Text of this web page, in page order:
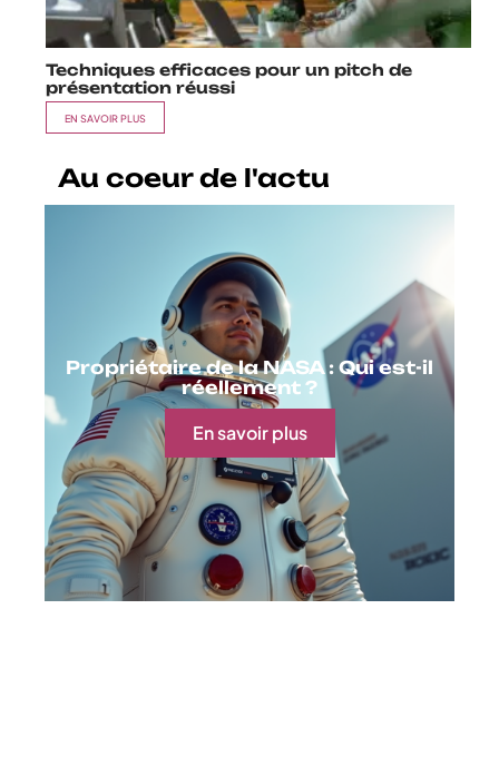
Techniques efficaces pour un pitch de
présentation réussi
EN SAVOIR PLUS
Au coeur de l'actu
Propriétaire de la NASA : Qui est-il
réellement ?
En savoir plus